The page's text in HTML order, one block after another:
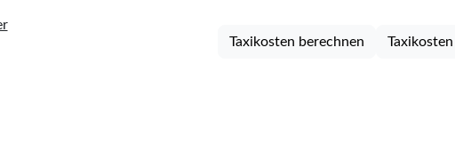
Taxikosten berechnen